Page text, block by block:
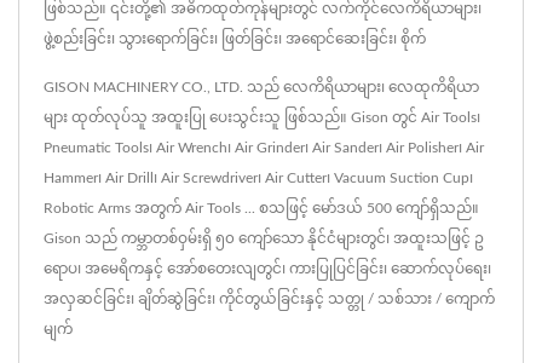
ဖြစ်သည်။ ၎င်းတို့၏ အဓိကထုတ်ကုန်များတွင် လက်ကိုင်လေကိရိယာများ၊
ဖွဲ့စည်းခြင်း၊ သွားရောက်ခြင်း၊ ဖြတ်ခြင်း၊ အရောင်ဆေးခြင်း၊ စိုက်
GISON MACHINERY CO., LTD. သည် လေကိရိယာများ၊ လေထုကိရိယာ
များ ထုတ်လုပ်သူ အထူးပြု ပေးသွင်းသူ ဖြစ်သည်။ Gison တွင် Air Tools၊
Pneumatic Tools၊ Air Wrench၊ Air Grinder၊ Air Sander၊ Air Polisher၊ Air
Hammer၊ Air Drill၊ Air Screwdriver၊ Air Cutter၊ Vacuum Suction Cup၊
Robotic Arms အတွက် Air Tools ... စသဖြင့် မော်ဒယ် 500 ကျော်ရှိသည်။
Gison သည် ကမ္ဘာတစ်ဝှမ်းရှိ ၅၀ ကျော်သော နိုင်ငံများတွင်၊ အထူးသဖြင့် ဥ
ရောပ၊ အမေရိကနှင့် အော်စတေးလျတွင်၊ ကားပြုပြင်ခြင်း၊ ဆောက်လုပ်ရေး၊
အလှဆင်ခြင်း၊ ချိတ်ဆွဲခြင်း၊ ကိုင်တွယ်ခြင်းနှင့် သတ္တု / သစ်သား / ကျောက်
မျက်